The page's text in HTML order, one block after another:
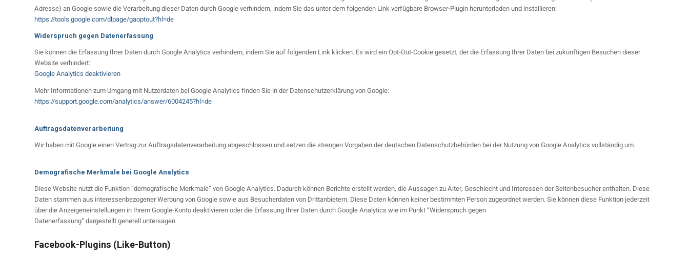
Adresse) an Google sowie die Verarbeitung dieser Daten durch Google verhindern, indem Sie das unter dem folgenden Link verfügbare Browser-Plugin herunterladen und installieren:
https://tools.google.com/dlpage/gaoptout?hl=de
Widerspruch gegen Datenerfassung
Sie können die Erfassung Ihrer Daten durch Google Analytics verhindern, indem Sie auf folgenden Link klicken. Es wird ein Opt-Out-Cookie gesetzt, der die Erfassung Ihrer Daten bei zukünftigen Besuchen dieser
Website verhindert:
Google Analytics deaktivieren
Mehr Informationen zum Umgang mit Nutzerdaten bei Google Analytics finden Sie in der Datenschutzerklärung von Google:
https://support.google.com/analytics/answer/6004245?hl=de
Auftragsdatenverarbeitung
Wir haben mit Google einen Vertrag zur Auftragsdatenverarbeitung abgeschlossen und setzen die strengen Vorgaben der deutschen Datenschutzbehörden bei der Nutzung von Google Analytics vollständig um.
Demografische Merkmale bei Google Analytics
Diese Website nutzt die Funktion “demografische Merkmale” von Google Analytics. Dadurch können Berichte erstellt werden, die Aussagen zu Alter, Geschlecht und Interessen der Seitenbesucher enthalten. Diese
Daten stammen aus interessenbezogener Werbung von Google sowie aus Besucherdaten von Drittanbietern. Diese Daten können keiner bestimmten Person zugeordnet werden. Sie können diese Funktion jederzeit
über die Anzeigeneinstellungen in Ihrem Google-Konto deaktivieren oder die Erfassung Ihrer Daten durch Google Analytics wie im Punkt “Widerspruch gegen
Datenerfassung” dargestellt generell untersagen.
Facebook-Plugins (Like-Button)